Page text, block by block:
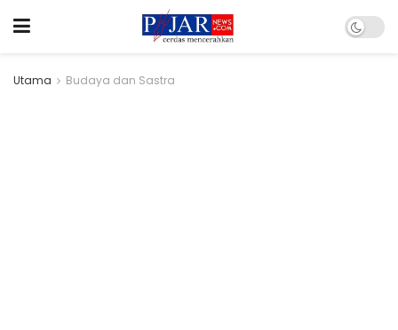
Utama Budaya dan Sastra